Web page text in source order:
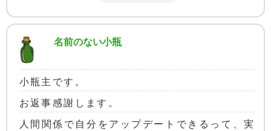
名前のない小瓶
小瓶主です。
お返事感謝します。
人間関係で自分をアップデートできるって、実